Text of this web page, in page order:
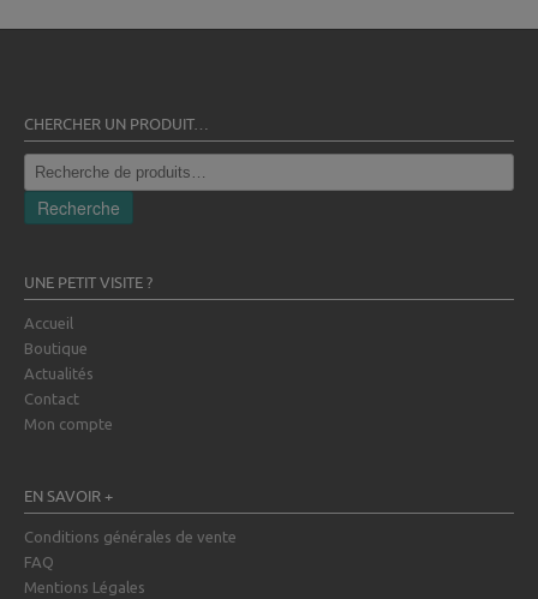
CHERCHER UN PRODUIT…
Recherche
pour :
Recherche
UNE PETIT VISITE ?
Accueil
Boutique
Actualités
Contact
Mon compte
EN SAVOIR +
Conditions générales de vente
FAQ
Mentions Légales